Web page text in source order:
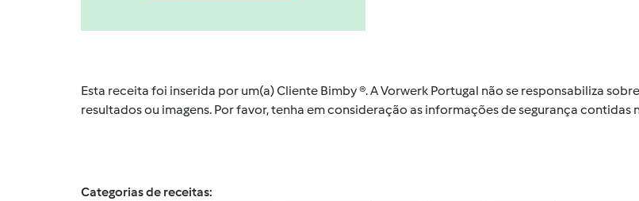
Esta receita foi inserida por um(a) Cliente Bimby ®. A Vorwerk Portugal não se responsabiliza
resultados ou imagens. Por favor, tenha em consideração as informações de segurança contidas
Categorias de receitas: